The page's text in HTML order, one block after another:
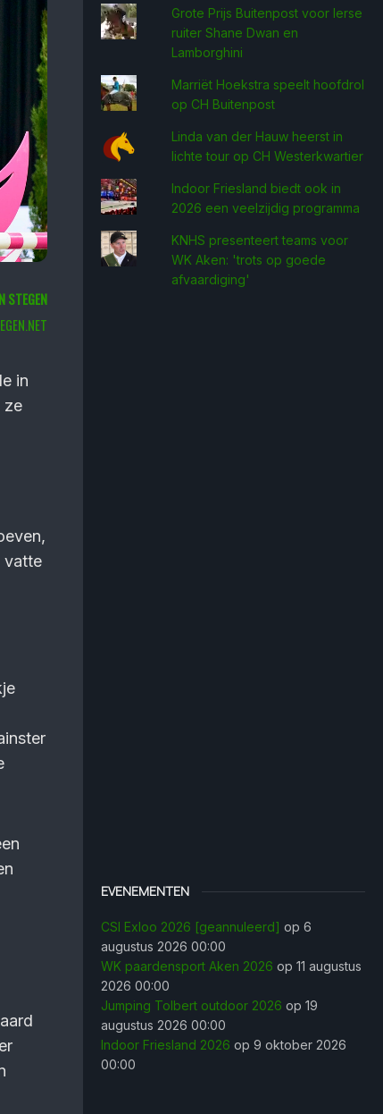
STEGEN
in
ze
vatte
Grote Prijs Buitenpost voor Ierse
ruiter Shane Dwan en
Lamborghini
Marriët Hoekstra speelt hoofdrol
op CH Buitenpost
Linda van der Hauw heerst in
lichte tour op CH Westerkwartier
Indoor Friesland biedt ook in
2026 een veelzijdig programma
KNHS presenteert teams voor
WK Aken: 'trots op goede
afvaardiging'
EVENEMENTEN
CSI Exloo 2026 [geannuleerd] op 6
augustus 2026 00:00
WK paardensport Aken 2026 op 11 augustus
2026 00:00
Jumping Tolbert outdoor 2026 op 19
augustus 2026 00:00
Indoor Friesland 2026 op 9 oktober 2026
00:00